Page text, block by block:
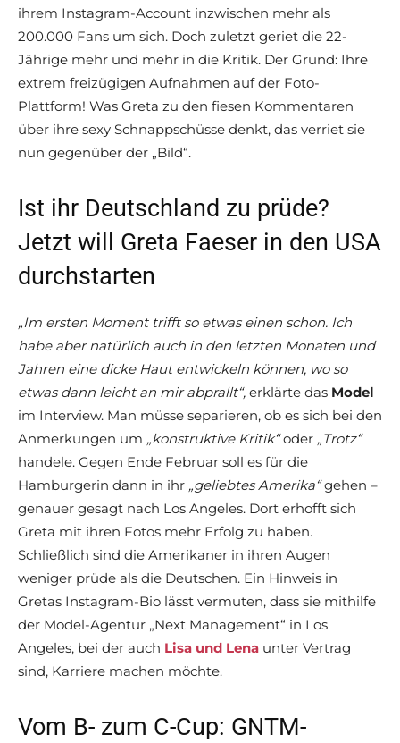
ihrem Instagram-Account inzwischen mehr als
200.000 Fans um sich. Doch zuletzt geriet die 22-
Jährige mehr und mehr in die Kritik. Der Grund: Ihre
extrem freizügigen Aufnahmen auf der Foto-
Plattform! Was Greta zu den fiesen Kommentaren
über ihre sexy Schnappschüsse denkt, das verriet sie
nun gegenüber der „Bild“.
Ist ihr Deutschland zu prüde?
Jetzt will Greta Faeser in den USA
durchstarten
„Im ersten Moment trifft so etwas einen schon. Ich
habe aber natürlich auch in den letzten Monaten und
Jahren eine dicke Haut entwickeln können, wo so
etwas dann leicht an mir abprallt“, erklärte das Model
im Interview. Man müsse separieren, ob es sich bei den
Anmerkungen um „konstruktive Kritik“oder „Trotz“
handele. Gegen Ende Februar soll es für die
Hamburgerin dann in ihr „geliebtes Amerika“gehen –
genauer gesagt nach Los Angeles. Dort erhofft sich
Greta mit ihren Fotos mehr Erfolg zu haben.
Schließlich sind die Amerikaner in ihren Augen
weniger prüde als die Deutschen. Ein Hinweis in
Gretas Instagram-Bio lässt vermuten, dass sie mithilfe
der Model-Agentur „Next Management“ in Los
Angeles, bei der auch Lisa und Lena unter Vertrag
sind, Karriere machen möchte.
Vom B- zum C-Cup: GNTM-